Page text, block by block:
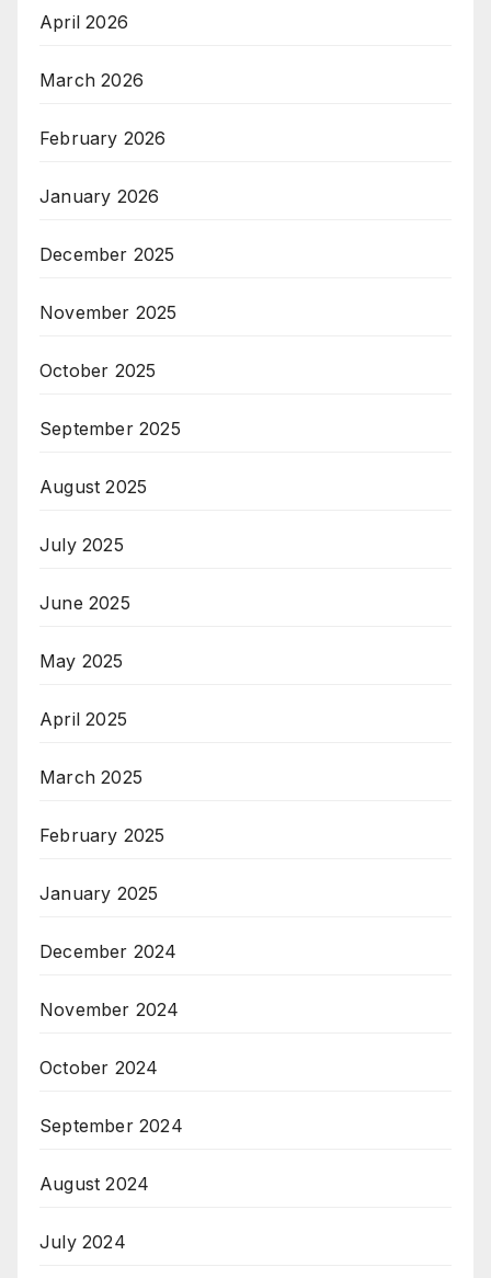
April 2026
March 2026
February 2026
January 2026
December 2025
November 2025
October 2025
September 2025
August 2025
July 2025
June 2025
May 2025
April 2025
March 2025
February 2025
January 2025
December 2024
November 2024
October 2024
September 2024
August 2024
July 2024